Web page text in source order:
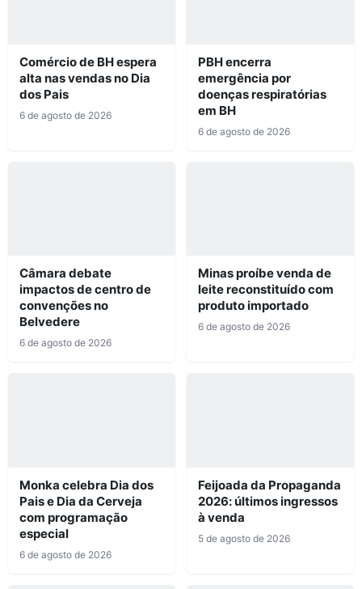
Comércio de BH espera
alta nas vendas no Dia
dos Pais
6 de agosto de 2026
PBH encerra
emergência por
doenças respiratórias
em BH
6 de agosto de 2026
Câmara debate
impactos de centro de
convenções no
Belvedere
6 de agosto de 2026
Minas proíbe venda de
leite reconstituído com
produto importado
6 de agosto de 2026
Monka celebra Dia dos
Pais e Dia da Cerveja
com programação
especial
6 de agosto de 2026
Feijoada da Propaganda
2026: últimos ingressos
à venda
5 de agosto de 2026